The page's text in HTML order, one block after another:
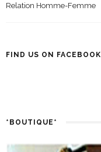
Relation Homme-Femme
FIND US ON FACEBOOK
*BOUTIQUE*